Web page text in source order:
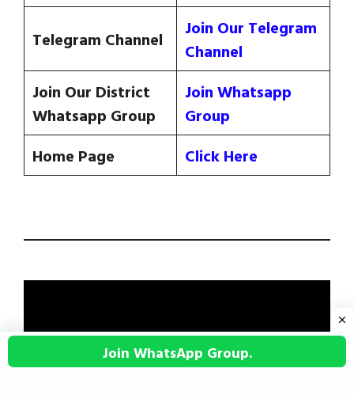
Telegram Channel
Join Our Telegram
Channel
Join Our District
Whatsapp Group
Join Whatsapp
Group
Home Page
Click Here
Join WhatsApp Group.